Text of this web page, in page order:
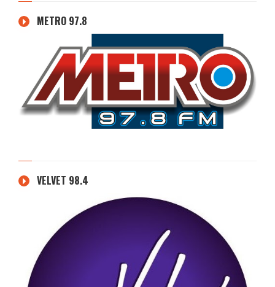
METRO 97.8
VELVET 98.4